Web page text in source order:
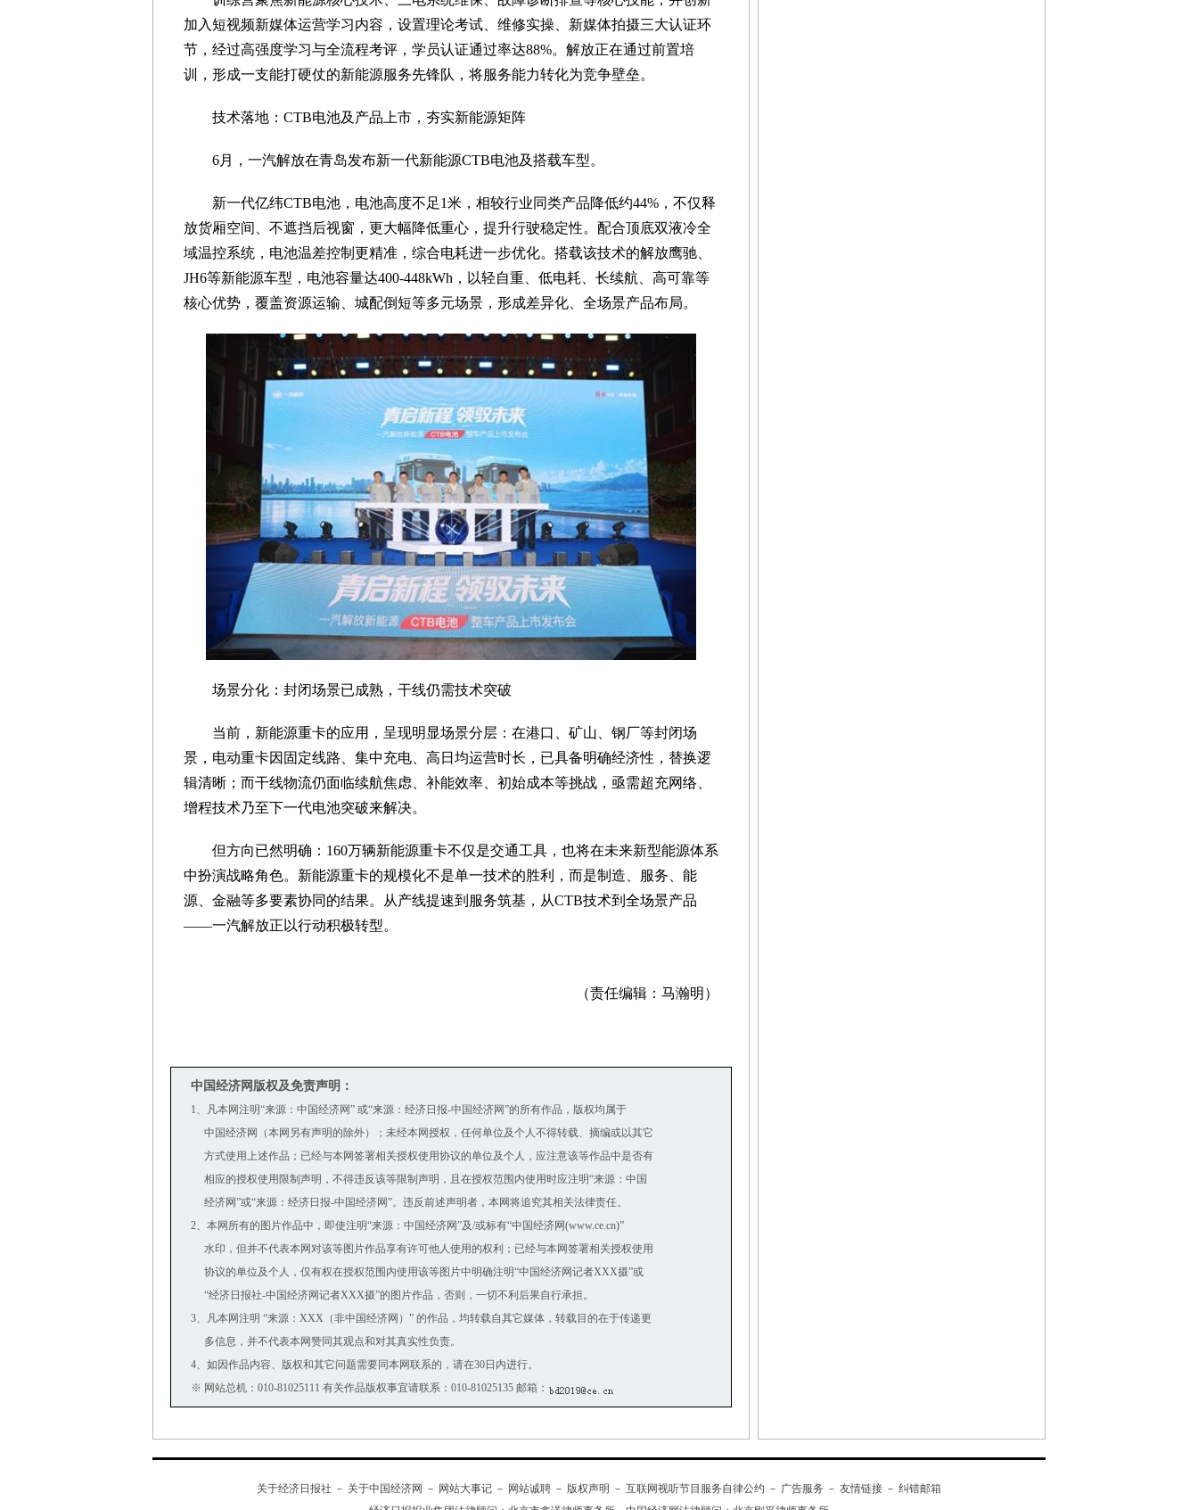
加入短视频新媒体运营学习内容，设置理论考试、维修实操、新媒体拍摄三大认证环
节，经过高强度学习与全流程考评，学员认证通过率达88%。解放正在通过前置培
训，形成一支能打硬仗的新能源服务先锋队，将服务能力转化为竞争壁垒。
技术落地：CTB电池及产品上市，夯实新能源矩阵
6月，一汽解放在青岛发布新一代新能源CTB电池及搭载车型。
新一代亿纬CTB电池，电池高度不足1米，相较行业同类产品降低约44%，不仅释
放货厢空间、不遮挡后视窗，更大幅降低重心，提升行驶稳定性。配合顶底双液冷全
域温控系统，电池温差控制更精准，综合电耗进一步优化。搭载该技术的解放鹰驰、
JH6等新能源车型，电池容量达400-448kWh，以轻自重、低电耗、长续航、高可靠等
核心优势，覆盖资源运输、城配倒短等多元场景，形成差异化、全场景产品布局。
场景分化：封闭场景已成熟，干线仍需技术突破
当前，新能源重卡的应用，呈现明显场景分层：在港口、矿山、钢厂等封闭场
景，电动重卡因固定线路、集中充电、高日均运营时长，已具备明确经济性，替换逻
辑清晰；而干线物流仍面临续航焦虑、补能效率、初始成本等挑战，亟需超充网络、
增程技术乃至下一代电池突破来解决。
但方向已然明确：160万辆新能源重卡不仅是交通工具，也将在未来新型能源体系
中扮演战略角色。新能源重卡的规模化不是单一技术的胜利，而是制造、服务、能
源、金融等多要素协同的结果。从产线提速到服务筑基，从CTB技术到全场景产品
——一汽解放正以行动积极转型。
（责任编辑：马瀚明）
中国经济网版权及免责声明：
1、凡本网注明“来源：中国经济网” 或“来源：经济日报-中国经济网”的所有作品，版权均属于
中国经济网（本网另有声明的除外）；未经本网授权，任何单位及个人不得转载、摘编或以其它
方式使用上述作品；已经与本网签署相关授权使用协议的单位及个人，应注意该等作品中是否有
相应的授权使用限制声明，不得违反该等限制声明，且在授权范围内使用时应注明“来源：中国
经济网”或“来源：经济日报-中国经济网”。违反前述声明者，本网将追究其相关法律责任。
2、本网所有的图片作品中，即使注明“来源：中国经济网”及/或标有“中国经济网(www.ce.cn)”
水印，但并不代表本网对该等图片作品享有许可他人使用的权利；已经与本网签署相关授权使用
协议的单位及个人，仅有权在授权范围内使用该等图片中明确注明“中国经济网记者XXX摄”或
“经济日报社-中国经济网记者XXX摄”的图片作品，否则，一切不利后果自行承担。
3、凡本网注明 “来源：XXX（非中国经济网）” 的作品，均转载自其它媒体，转载目的在于传递更
多信息，并不代表本网赞同其观点和对其真实性负责。
4、如因作品内容、版权和其它问题需要同本网联系的，请在30日内进行。
※ 网站总机：010-81025111 有关作品版权事宜请联系：010-81025135 邮箱：
关于经济日报社 － 关于中国经济网 － 网站大事记 － 网站诚聘 － 版权声明 － 互联网视听节目服务自律公约 － 广告服务 － 友情链接 － 纠错邮箱